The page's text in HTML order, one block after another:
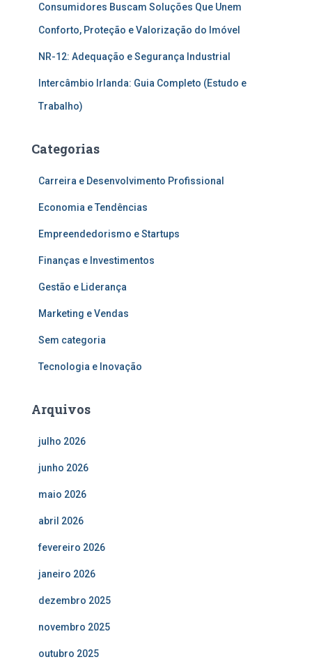
Consumidores Buscam Soluções Que Unem
Conforto, Proteção e Valorização do Imóvel
NR-12: Adequação e Segurança Industrial
Intercâmbio Irlanda: Guia Completo (Estudo e
Trabalho)
Categorias
Carreira e Desenvolvimento Profissional
Economia e Tendências
Empreendedorismo e Startups
Finanças e Investimentos
Gestão e Liderança
Marketing e Vendas
Sem categoria
Tecnologia e Inovação
Arquivos
julho 2026
junho 2026
maio 2026
abril 2026
fevereiro 2026
janeiro 2026
dezembro 2025
novembro 2025
outubro 2025